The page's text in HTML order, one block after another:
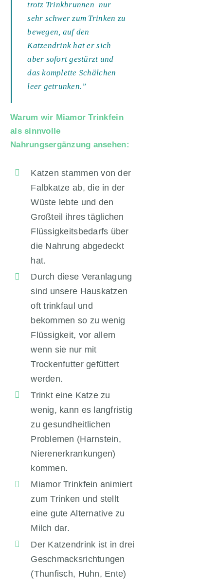
trotz Trinkbrunnen nur
sehr schwer zum Trinken zu
bewegen, auf den
Katzendrink hat er sich
aber sofort gestürzt und
das komplette Schälchen
leer getrunken.”
Warum wir Miamor Trinkfein
als sinnvolle
Nahrungsergänzung ansehen:
Katzen stammen von der
Falbkatze ab, die in der
Wüste lebte und den
Großteil ihres täglichen
Flüssigkeitsbedarfs über
die Nahrung abgedeckt
hat.
Durch diese Veranlagung
sind unsere Hauskatzen
oft trinkfaul und
bekommen so zu wenig
Flüssigkeit, vor allem
wenn sie nur mit
Trockenfutter gefüttert
werden.
Trinkt eine Katze zu
wenig, kann es langfristig
zu gesundheitlichen
Problemen (Harnstein,
Nierenerkrankungen)
kommen.
Miamor Trinkfein animiert
zum Trinken und stellt
eine gute Alternative zu
Milch dar.
Der Katzendrink ist in drei
Geschmacksrichtungen
(Thunfisch, Huhn, Ente)